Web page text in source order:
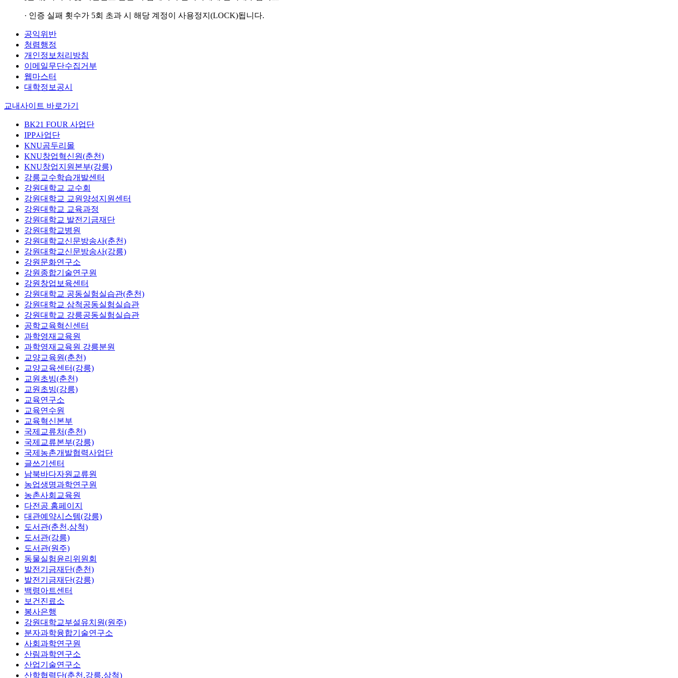
· 인증 실패 횟수가 5회 초과 시 해당 계정이 사용정지(LOCK)됩니다.
공익위반
청렴행정
개인정보처리방침
이메일무단수집거부
웹마스터
대학정보공시
교내사이트 바로가기
BK21 FOUR 사업단
IPP사업단
KNU곰두리몰
KNU창업혁신원(춘천)
KNU창업지원본부(강릉)
강릉교수학습개발센터
강원대학교 교수회
강원대학교 교원양성지원센터
강원대학교 교육과정
강원대학교 발전기금재단
강원대학교병원
강원대학교신문방송사(춘천)
강원대학교신문방송사(강릉)
강원문화연구소
강원종합기술연구원
강원창업보육센터
강원대학교 공동실험실습관(춘천)
강원대학교 삼척공동실험실습관
강원대학교 강릉공동실험실습관
공학교육혁신센터
과학영재교육원
과학영재교육원 강릉분원
교양교육원(춘천)
교양교육센터(강릉)
교원초빙(춘천)
교원초빙(강릉)
교육연구소
교육연수원
교육혁신본부
국제교류처(춘천)
국제교류본부(강릉)
국제농촌개발협력사업단
글쓰기센터
남북바다자원교류원
농업생명과학연구원
농촌사회교육원
다전공 홈페이지
대관예약시스템(강릉)
도서관(춘천,삼척)
도서관(강릉)
도서관(원주)
동물실험윤리위원회
발전기금재단(춘천)
발전기금재단(강릉)
백령아트센터
보건진료소
봉사은행
강원대학교부설유치원(원주)
분자과학융합기술연구소
사회과학연구원
산림과학연구소
산업기술연구소
산학협력단(춘천,강릉,삼척)